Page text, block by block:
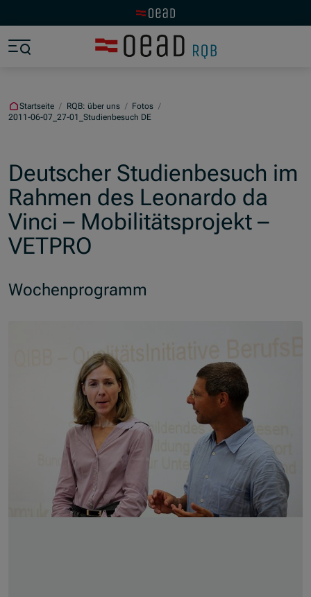
Startseite / RQB: über uns / Fotos /
2011-06-07_27-01_Studienbesuch DE
Deutscher Studienbesuch im
Rahmen des Leonardo da
Vinci – Mobilitätsprojekt –
VETPRO
Wochenprogramm